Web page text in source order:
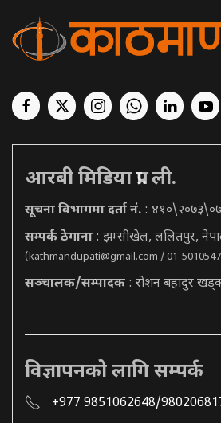
आरबी मिडिया प्रा. ली.
सूचना विभागमा दर्ता नं. :
सम्पर्क ठेगाना : झम्सीखेल, ललितपुर,
(kathmandupati@gmail.com / 01-
सञ्चालक/सम्पादक : रोशन बहादुर
विज्ञापनको लागि सम्पर्क
+977 9851062648/